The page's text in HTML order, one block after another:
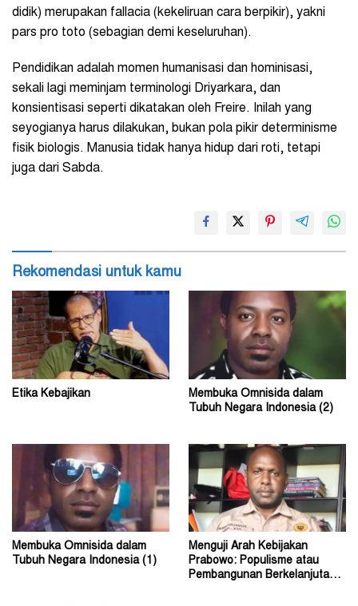
didik) merupakan fallacia (kekeliruan cara berpikir), yakni
pars pro toto (sebagian demi keseluruhan).
Pendidikan adalah momen humanisasi dan hominisasi,
sekali lagi meminjam terminologi Driyarkara, dan
konsientisasi seperti dikatakan oleh Freire. Inilah yang
seyogianya harus dilakukan, bukan pola pikir determinisme
fisik biologis. Manusia tidak hanya hidup dari roti, tetapi
juga dari Sabda.
Rekomendasi untuk kamu
Etika Kebajikan
Membuka Omnisida dalam
Tubuh Negara Indonesia (2)
Membuka Omnisida dalam
Tubuh Negara Indonesia (1)
Menguji Arah Kebijakan
Prabowo: Populisme atau
Pembangunan Berkelanjutan?